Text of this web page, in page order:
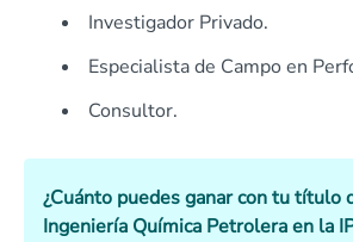
Investigador Privado.
Especialista de Campo en
Consultor.
¿Cuánto puedes ganar con tu título
Ingeniería Química Petrolera en la